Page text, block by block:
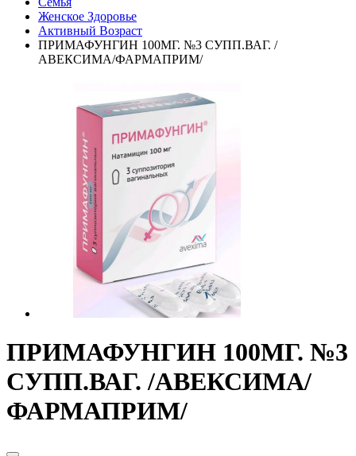
Женское Здоровье
Активный Возраст
ПРИМАФУНГИН 100МГ. №3 СУПП.ВАГ. /
АВЕКСИМА/ФАРМАПРИМ/
ПРИМАФУНГИН 100МГ. №3
СУПП.ВАГ. /АВЕКСИМА/
ФАРМАПРИМ/